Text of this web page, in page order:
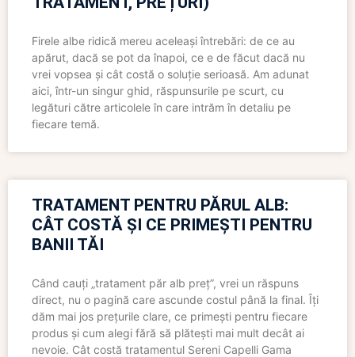
Firele albe ridică mereu aceleași întrebări: de ce au
apărut, dacă se pot da înapoi, ce e de făcut dacă nu
vrei vopsea și cât costă o soluție serioasă. Am adunat
aici, într-un singur ghid, răspunsurile pe scurt, cu
legături către articolele în care intrăm în detaliu pe
fiecare temă.
TRATAMENT PENTRU PĂRUL ALB:
CÂT COSTĂ ȘI CE PRIMEȘTI PENTRU
BANII TĂI
Când cauți „tratament păr alb preț”, vrei un răspuns
direct, nu o pagină care ascunde costul până la final. Îți
dăm mai jos prețurile clare, ce primești pentru fiecare
produs și cum alegi fără să plătești mai mult decât ai
nevoie. Cât costă tratamentul Sereni Capelli Gama